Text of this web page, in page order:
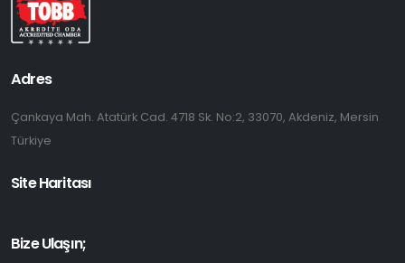
Adres
Çankaya Mah. Atatürk Cad. 4718 Sk. No:2, 33070, Akdeniz, Mersin
Türkiye
Site Haritası
Bize Ulaşın;